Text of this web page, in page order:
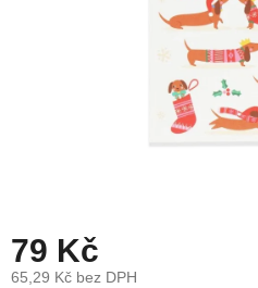
Novinky
79 Kč
65,29 Kč bez DPH